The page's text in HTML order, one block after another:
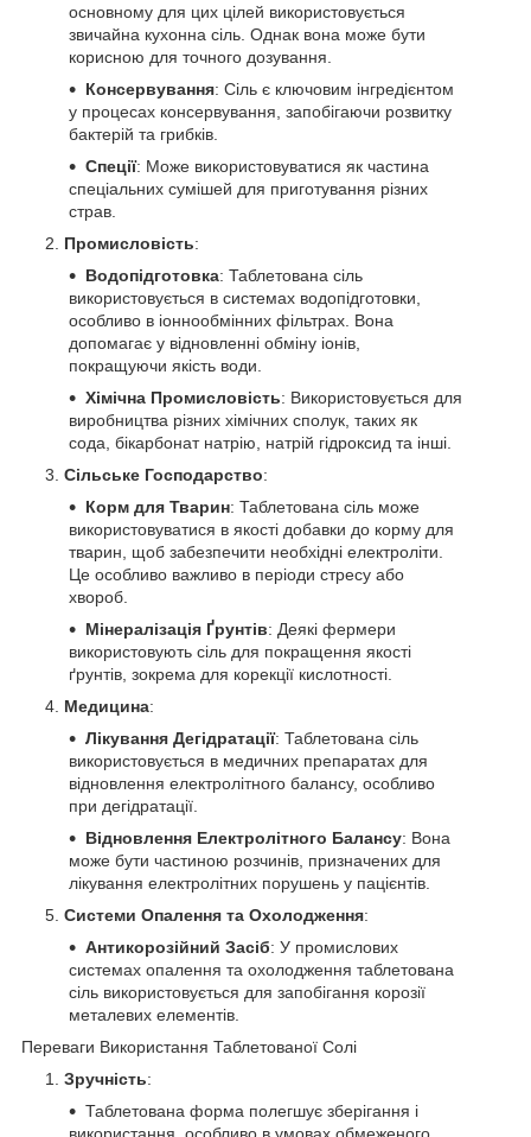
основному для цих цілей використовується
звичайна кухонна сіль. Однак вона може бути
корисною для точного дозування.
Консервування: Сіль є ключовим інгредієнтом
у процесах консервування, запобігаючи розвитку
бактерій та грибків.
Спеції: Може використовуватися як частина
спеціальних сумішей для приготування різних
страв.
Промисловість:
Водопідготовка: Таблетована сіль
використовується в системах водопідготовки,
особливо в іоннообмінних фільтрах. Вона
допомагає у відновленні обміну іонів,
покращуючи якість води.
Хімічна Промисловість: Використовується для
виробництва різних хімічних сполук, таких як
сода, бікарбонат натрію, натрій гідроксид та інші.
Сільське Господарство:
Корм для Тварин: Таблетована сіль може
використовуватися в якості добавки до корму для
тварин, щоб забезпечити необхідні електроліти.
Це особливо важливо в періоди стресу або
хвороб.
Мінералізація Ґрунтів: Деякі фермери
використовують сіль для покращення якості
ґрунтів, зокрема для корекції кислотності.
Медицина:
Лікування Дегідратації: Таблетована сіль
використовується в медичних препаратах для
відновлення електролітного балансу, особливо
при дегідратації.
Відновлення Електролітного Балансу: Вона
може бути частиною розчинів, призначених для
лікування електролітних порушень у пацієнтів.
Системи Опалення та Охолодження:
Антикорозійний Засіб: У промислових
системах опалення та охолодження таблетована
сіль використовується для запобігання корозії
металевих елементів.
Переваги Використання Таблетованої Солі
Зручність:
Таблетована форма полегшує зберігання і
використання, особливо в умовах обмеженого